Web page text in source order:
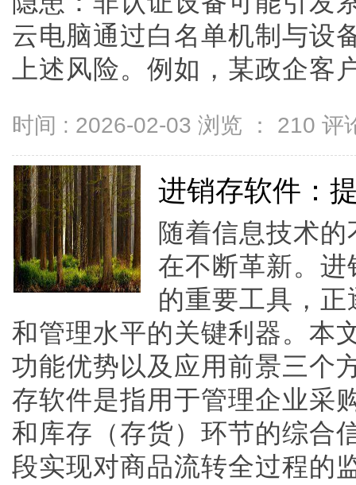
云电脑通过白名单机制与设
上述风险。例如，某政企客
时间 : 2026-02-03 浏览 ： 210 评
进销存软件：
随着信息技术
在不断革新。
的重要工具，
和管理水平的关键利器。本
功能优势以及应用前景三个
存软件是指用于管理企业采
和库存（存货）环节的综合
段实现对商品流转全过程的